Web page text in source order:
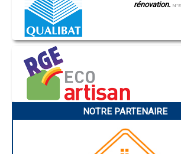
- Eolien Eolienne à Lieurey
- Eolien Eolienne à Croth
- Eolien Eolienne à Incarville
- Eolien Eolienne à Damps
- Eolien Eolienne à Saint-Just
- Eolien Eolienne à Épaignes
- Eolien Eolienne à Hauville
- Eolien Eolienne à Houlbec-Cocherel
- Eolien Eolienne à Saint-Pierre-des-
rénovation.
NOTRE PARTENAIRE